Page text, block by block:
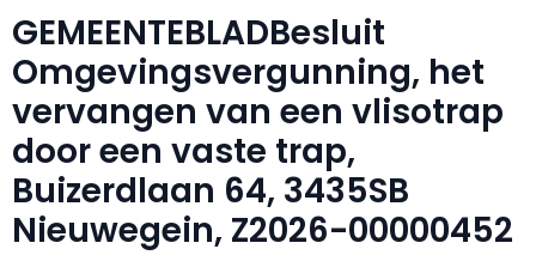
GEMEENTEBLADBesluit
Omgevingsvergunning, het
vervangen van een vlisotrap
door een vaste trap,
Buizerdlaan 64, 3435SB
Nieuwegein, Z2026-00000452